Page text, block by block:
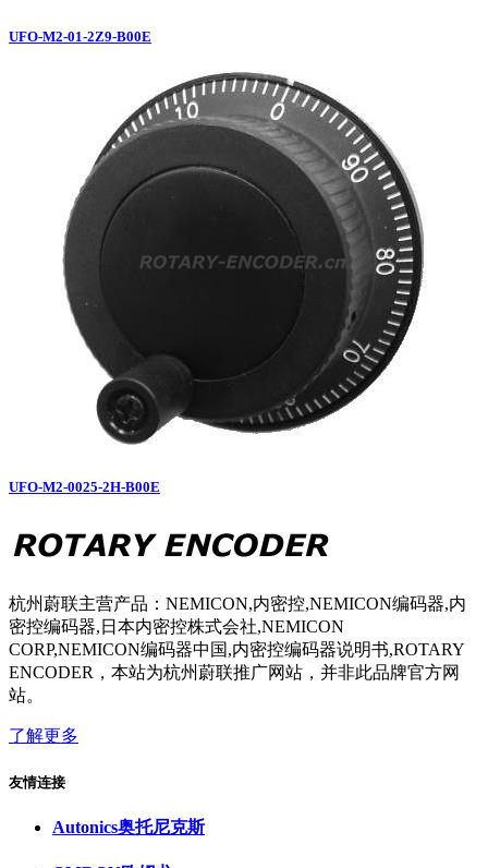
UFO-M2-01-2Z9-B00E
UFO-M2-0025-2H-B00E
杭州蔚联主营产品：NEMICON,内密控,NEMICON编码器,内
密控编码器,日本内密控株式会社,NEMICON
CORP,NEMICON编码器中国,内密控编码器说明书,ROTARY
ENCODER，本站为杭州蔚联推广网站，并非此品牌官方网
站。
了解更多
友情连接
Autonics奥托尼克斯